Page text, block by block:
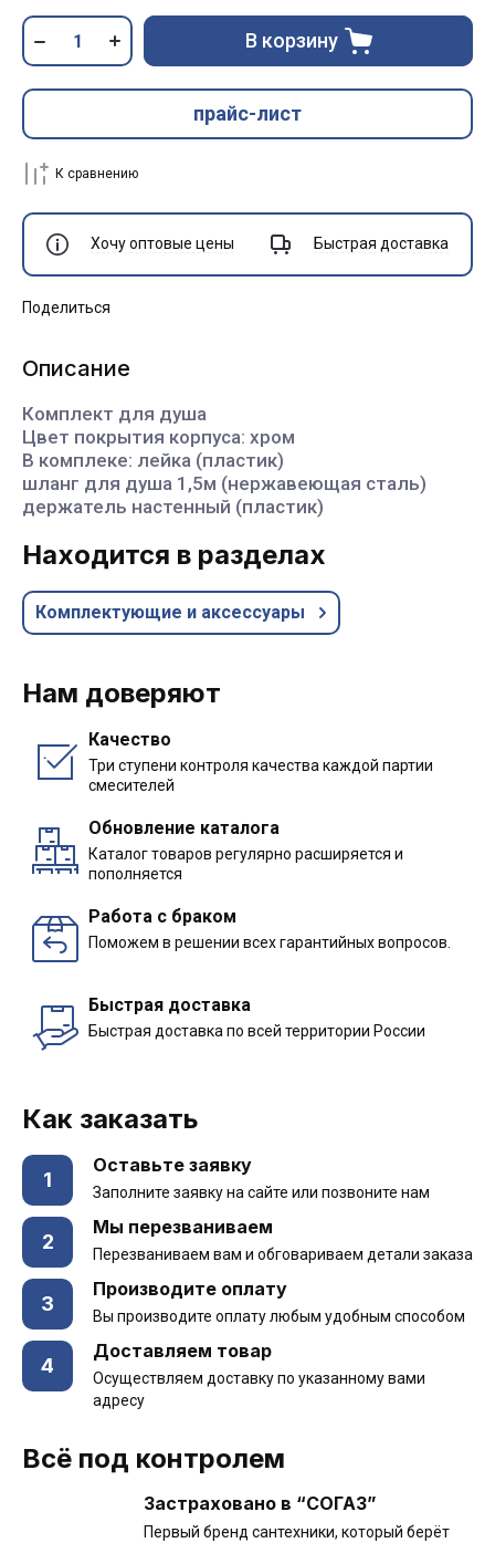
В корзину
прайс-лист
К сравнению
Хочу оптовые цены Быстрая доставка
Поделиться
Описание
Комплект для душа
Цвет покрытия корпуса: хром
В комплеке: лейка (пластик)
шланг для душа 1,5м (нержавеющая сталь)
держатель настенный (пластик)
Находится в разделах
Комплектующие и аксессуары
Нам доверяют
Качество
Три ступени контроля качества каждой партии
смесителей
Обновление каталога
Каталог товаров регулярно расширяется и
пополняется
Работа с браком
Поможем в решении всех гарантийных вопросов.
Быстрая доставка
Быстрая доставка по всей территории России
Как заказать
1
Оставьте заявку
Заполните заявку на сайте или позвоните нам
2
Мы перезваниваем
Перезваниваем вам и обговариваем детали заказа
3
Производите оплату
Вы производите оплату любым удобным способом
4
Доставляем товар
Осуществляем доставку по указанному вами
адресу
Всё под контролем
Застраховано в “СОГАЗ”
Первый бренд сантехники, который берёт